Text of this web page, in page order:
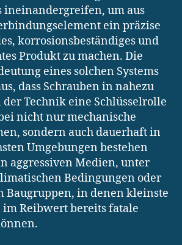
ineinandergreifen, um aus
ein präzise
korrosionsbeständiges und
Produkt zu machen. Die
eines solchen Systems
dass Schrauben in nahezu
Technik eine Schlüsselrolle
nicht nur mechanische
sondern auch dauerhaft in
Umgebungen bestehen
aggressiven Medien, unter
Bedingungen oder
Baugruppen, in denen kleinste
Reibwert bereits fatale